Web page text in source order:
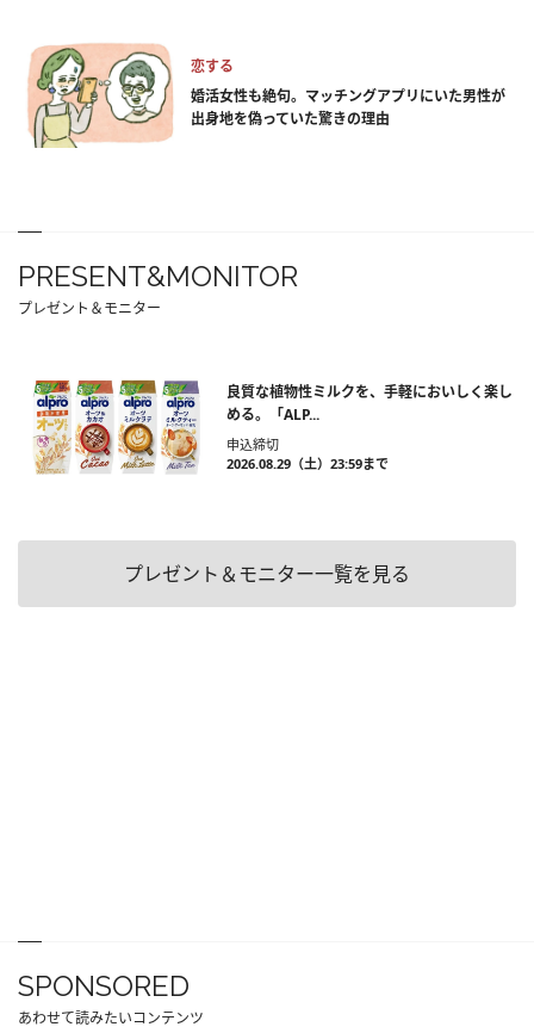
恋する
婚活女性も絶句。マッチングアプリにいた男性が
出身地を偽っていた驚きの理由
PRESENT&MONITOR
プレゼント＆モニター
良質な植物性ミルクを、手軽においしく楽し
める。「ALP...
申込締切
2026.08.29（土）23:59まで
プレゼント＆モニター一覧を見る
SPONSORED
あわせて読みたいコンテンツ